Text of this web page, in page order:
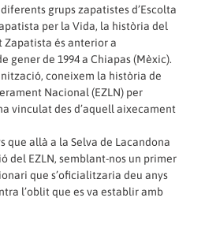
grups zapatistes d’Escolta
per la Vida, la història del
Zapatista és anterior a
gener de 1994 a Chiapas (Mèxic).
coneixem la història de
Nacional (EZLN) per
vinculat des d’aquell aixecament
que allà a la Selva de Lacandona
del EZLN, semblant-nos un primer
que s’oficialitzaria deu anys
l’oblit que es va establir amb